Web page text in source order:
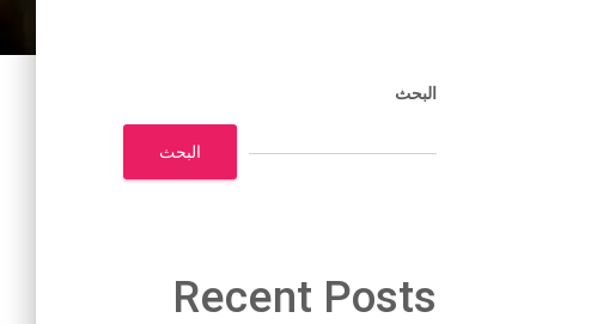
البحث
البحث
Recent Posts